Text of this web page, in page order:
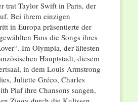
trat Taylor Swift in Paris, der
Bei ihrem einzigen
in Europa präsentierte der
Fans die Songs ihres
Im Olympia, der ältesten
Hauptstadt, diesem
in dem Louis Armstrong
Juliette Gréco, Charles
Piaf ihre Chansons sangen,